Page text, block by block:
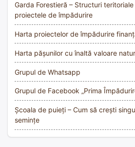
Garda Forestieră – Structuri
proiectele de împădurire
Harta proiectelor de împădurire
Harta pășunilor cu înaltă valoare
Grupul de Whatsapp
Grupul de Facebook „Prima
Școala de puieți – Cum să crești
semințe